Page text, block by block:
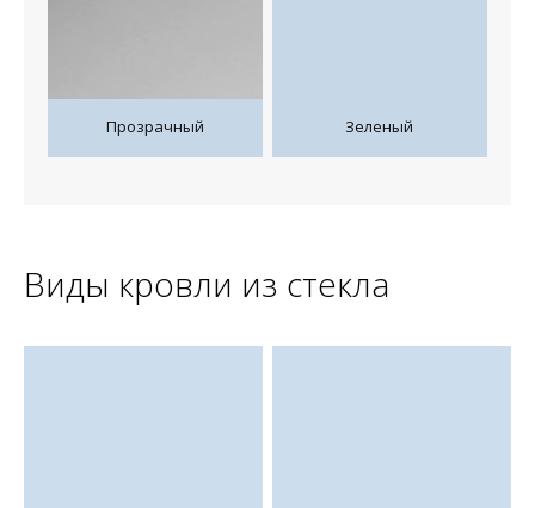
Прозрачный Зеленый
Виды кровли из стекла